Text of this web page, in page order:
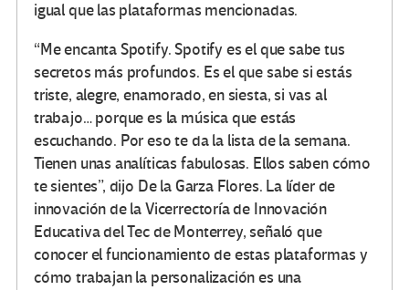
igual que las plataformas mencionadas.
“Me encanta Spotify. Spotify es el que sabe tus
secretos más profundos. Es el que sabe si estás
triste, alegre, enamorado, en siesta, si vas al
trabajo… porque es la música que estás
escuchando. Por eso te da la lista de la semana.
Tienen unas analíticas fabulosas. Ellos saben cómo
te sientes”, dijo De la Garza Flores. La líder de
innovación de la Vicerrectoría de Innovación
Educativa del Tec de Monterrey, señaló que
conocer el funcionamiento de estas plataformas y
cómo trabajan la personalización es una